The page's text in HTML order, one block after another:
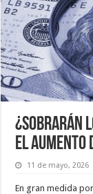
¿Sobrarán
el aumento
11 de mayo, 2026
En gran medida